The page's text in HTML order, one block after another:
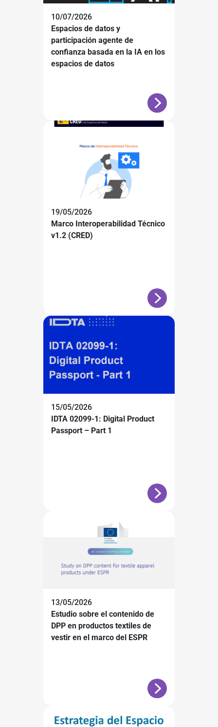
10/07/2026
Espacios de datos y
participación agente de
confianza basada en la IA en los
espacios de datos
19/05/2026
Marco Interoperabilidad Técnico
v1.2 (CRED)
15/05/2026
IDTA 02099-1: Digital Product
Passport – Part 1
13/05/2026
Estudio sobre el contenido de
DPP en productos textiles de
vestir en el marco del ESPR